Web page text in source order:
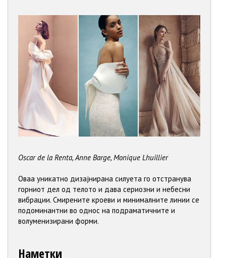
Oscar de la Renta, Anne Barge, Monique Lhuillier
Оваа уникатно дизајнирана силуета го отстранува
горниот дел од телото и дава сериозни и небесни
вибрации. Смирените кроеви и минималните линии се
подоминантни во однос на подраматичните и
волуменизирани форми.
Наметки